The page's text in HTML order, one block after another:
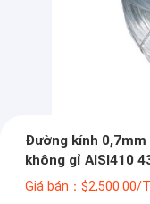
Đường kính
không gỉ AISI410
Giá bán：$2,500.00/